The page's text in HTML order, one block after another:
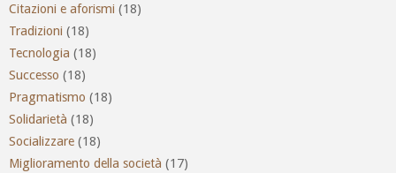
Citazioni e aforismi (18)
Tradizioni (18)
Tecnologia (18)
Successo (18)
Pragmatismo (18)
Solidarietà (18)
Socializzare (18)
Miglioramento della società (17)